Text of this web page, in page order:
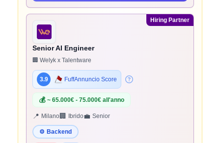
Hiring Partner
Senior AI Engineer
🏢 Welyk x Talentware
3.9 FuffAnnuncio Score
💰 ~ 65.000€ - 75.000€ all'anno
📍 Milano🏢 Ibrido💼 Senior
⚙️ Backend